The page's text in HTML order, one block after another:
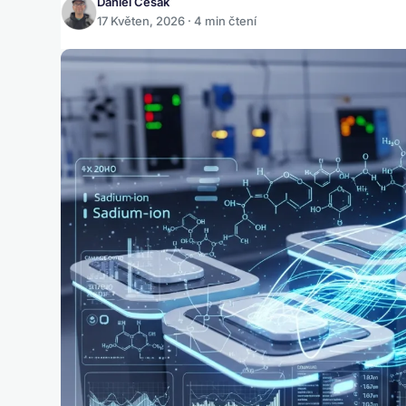
17 Květen, 2026 · 4 min čtení